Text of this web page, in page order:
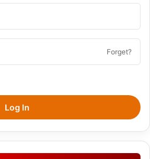
Forget?
Log In